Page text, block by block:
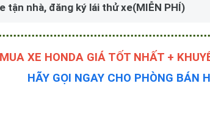
tận nhà, đăng ký lái thử xe(MIỄN PHÍ)
XE HONDA GIÁ TỐT NHẤT +
HÃY GỌI NGAY CHO PHÒNG BÁN